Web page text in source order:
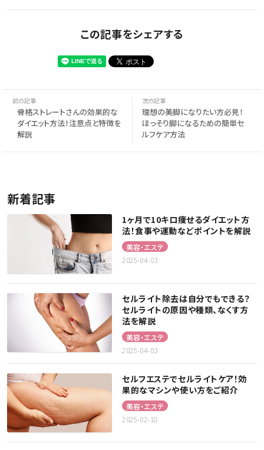
この記事をシェアする
骨格ストレートさんの効果的な
ダイエット方法！注意点と特徴を
解説
理想の美脚になりたい方必見！
ほっそり脚になるための簡単セ
ルフケア方法
新着記事
1ヶ月で10キロ痩せるダイエット方
法！食事や運動などポイントを解説
美容・エステ
2025-04-03
セルライト除去は自分でもできる？
セルライトの原因や種類、なくす方
法を解説
美容・エステ
2025-04-03
セルフエステでセルライトケア！効
果的なマシンや使い方をご紹介
美容・エステ
2025-02-18